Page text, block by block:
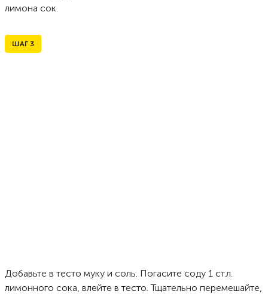
лимона сок.
ШАГ 3
Добавьте в тесто муку и соль. Погасите соду 1 ст.л.
лимонного сока, влейте в тесто. Тщательно перемешайте,